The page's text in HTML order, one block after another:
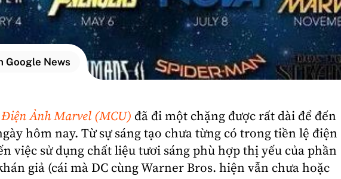
Google News
Ảnh Marvel (MCU) đã đi một chặng được rất dài để đến
hôm nay. Từ sự sáng tạo chưa từng có trong tiền lệ điện
việc sử dụng chất liệu tươi sáng phù hợp thị yếu của phần
giả (cái mà DC cùng Warner Bros. hiện vẫn chưa hoặc